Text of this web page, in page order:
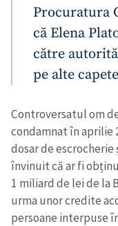
Procuratura
că Elena
către
pe alte
Controversatul om
condamnat în aprilie
dosar de escrocherie
învinuit că ar fi
1 miliard de lei de la
urma unor credite
persoane interpuse